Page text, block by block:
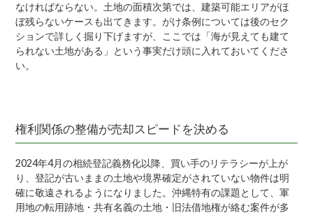
なければならない。土地の面積次第では、建築可能エリアがほ
ぼ残らないケースも出てきます。がけ条例については後のセク
ションで詳しく掘り下げますが、ここでは「海が見えても建て
られない土地がある」という事実だけ頭に入れておいてくださ
い。
権利関係の整備が売却スピードを決める
2024年4月の相続登記義務化以降、買い手のリテラシーが上が
り、登記が古いままの土地や境界確定がされていない物件は明
確に敬遠されるようになりました。沖縄特有の課題として、軍
用地の転用跡地・共有名義の土地・旧法借地権が絡む案件が多